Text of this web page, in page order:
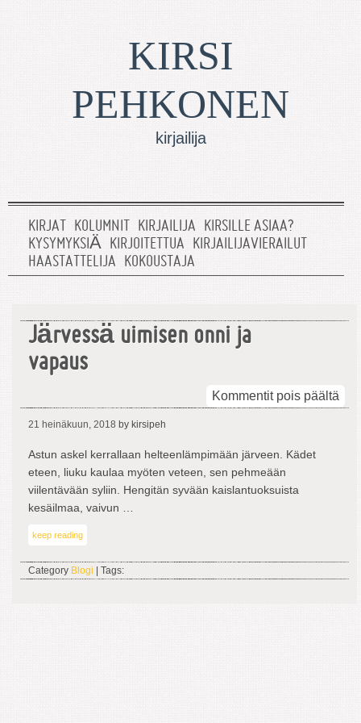
KIRSI
PEHKONEN
kirjailija
KIRJAT KOLUMNIT KIRJAILIJA KIRSILLE ASIAA?
KYSYMYKSIÄ KIRJOITETTUA KIRJAILIJAVIERAILUT
HAASTATTELIJA KOKOUSTAJA
Järvessä uimisen onni ja
vapaus
Kommentit pois päältä
21 heinäkuun, 2018 by kirsipeh
Astun askel kerrallaan helteenlämpimään järveen. Kädet
eteen, liuku kaulaa myöten veteen, sen pehmeään
viilentävään syliin. Hengitän syvään kaislantuoksuista
kesäilmaa, vaivun …
keep reading
Category Blogi | Tags: